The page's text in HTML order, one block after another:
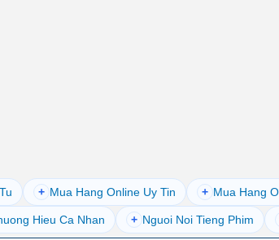
+ Mua Hang Online Uy Tin + Mua Hang
Hieu Ca Nhan + Nguoi Noi Tieng Phim